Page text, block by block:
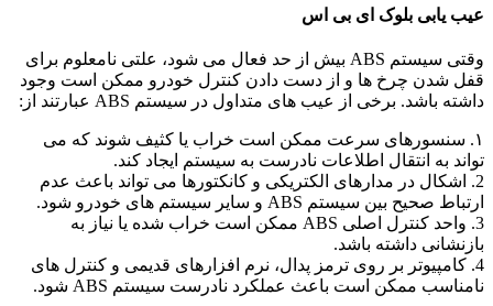
عیب یابی بلوک ای بی اس
وقتی سیستم ABS بیش از حد فعال می شود، علتی نامعلوم برای
قفل شدن چرخ ها و از دست دادن کنترل خودرو ممکن است وجود
داشته باشد. برخی از عیب های متداول در سیستم ABS عبارتند از:
۱. سنسورهای سرعت ممکن است خراب یا کثیف شوند که می
تواند به انتقال اطلاعات نادرست به سیستم ایجاد کند.
2. اشکال در مدارهای الکتریکی و کانکتورها می تواند باعث عدم
ارتباط صحیح بین سیستم ABS و سایر سیستم های خودرو شود.
3. واحد کنترل اصلی ABS ممکن است خراب شده یا نیاز به
بازنشانی داشته باشد.
4. کامپیوتر بر روی ترمز پدال، نرم افزارهای قدیمی و کنترل های
نامناسب ممکن است باعث عملکرد نادرست سیستم ABS شود.